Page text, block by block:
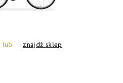
lub znajdź sklep